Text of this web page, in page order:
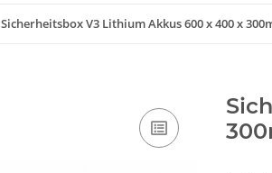
Sicherheitsbox V3 Lithium Akkus 600 x 400 x